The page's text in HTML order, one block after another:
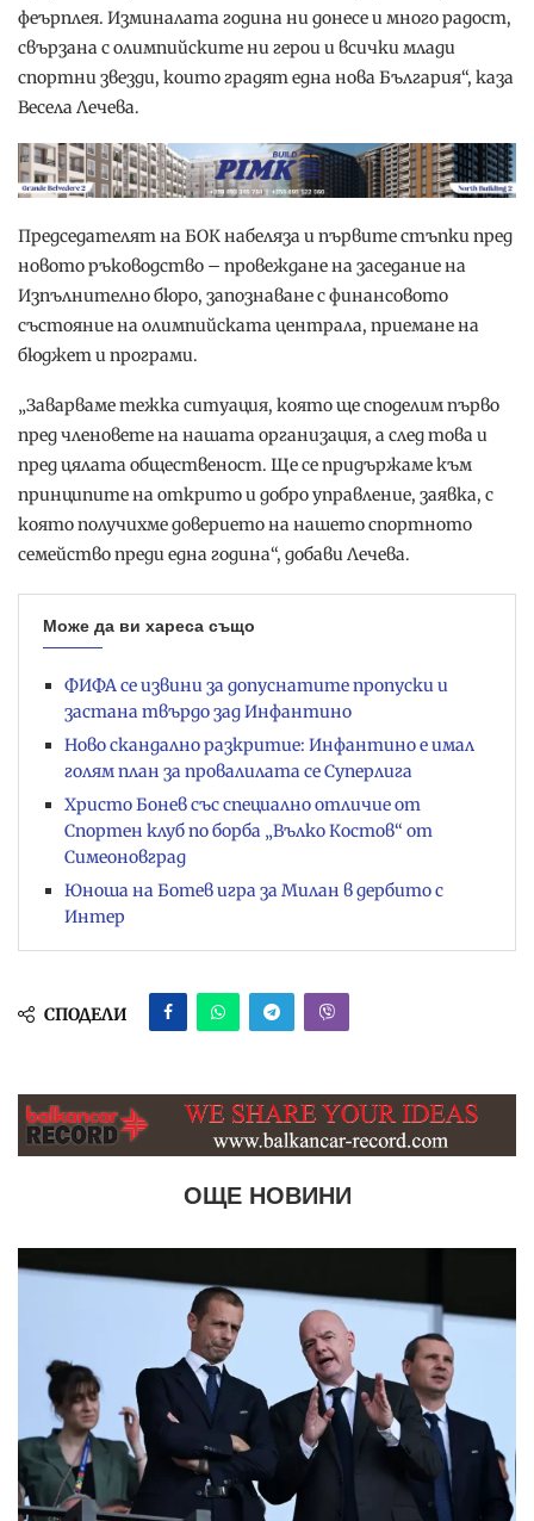
феърплея. Изминалата година ни донесе и много радост,
свързана с олимпийските ни герои и всички млади
спортни звезди, които градят една нова България“, каза
Весела Лечева.
Председателят на БОК набеляза и първите стъпки пред
новото ръководство – провеждане на заседание на
Изпълнително бюро, запознаване с финансовото
състояние на олимпийската централа, приемане на
бюджет и програми.
„Заварваме тежка ситуация, която ще споделим първо
пред членовете на нашата организация, а след това и
пред цялата общественост. Ще се придържаме към
принципите на открито и добро управление, заявка, с
която получихме доверието на нашето спортното
семейство преди една година“, добави Лечева.
Може да ви хареса също
ФИФА се извини за допуснатите пропуски и
застана твърдо зад Инфантино
Ново скандално разкритие: Инфантино е имал
голям план за провалилата се Суперлига
Христо Бонев със специално отличие от
Спортен клуб по борба „Вълко Костов“ от
Симеоновград
Юноша на Ботев игра за Милан в дербито с
Интер
СПОДЕЛИ
ОЩЕ НОВИНИ